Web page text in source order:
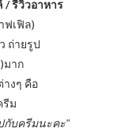
/ รีวิวอาหาร
ฟเฟิล)
ถ่ายรูป
มาก
งๆ คือ
รีม
กับครีมนะคะ"